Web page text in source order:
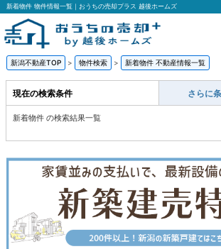
新着物件 物件情報一覧｜おうちの売却プラス 越後ホームズ
新潟不動産TOP > 物件検索 > 新着物件 不動産情報一覧
現在の検索条件 さらに
新着物件 の検索結果一覧